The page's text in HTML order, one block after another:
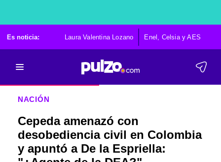
Es noticia: Laura Valentina Lozano Enel, Celsia y AES
NACIÓN
Cepeda amenazó con
desobediencia civil en Colombia
y apuntó a De la Espriella: